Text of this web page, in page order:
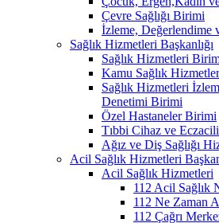
Çevre Sağlığı Birimi
İzleme, Değerlendime
Sağlık Hizmetleri Başkanlığı
Sağlık Hizmetleri
Kamu Sağlık
Sağlık Hizmetleri
Denetimi Birimi
Özel Hastaneler Birimi
Tıbbi Cihaz ve
Ağız ve Diş Sağlığı
Acil Sağlık Hizmetleri
Acil Sağlık Hizmetleri
112 Acil Sağlık
112 Ne Zaman
112 Çağrı